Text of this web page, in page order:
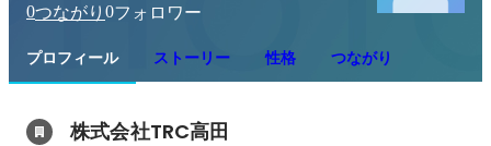
0つながり 0フォロワー
プロフィール ストーリー 性格 つながり
株式会社TRC高田